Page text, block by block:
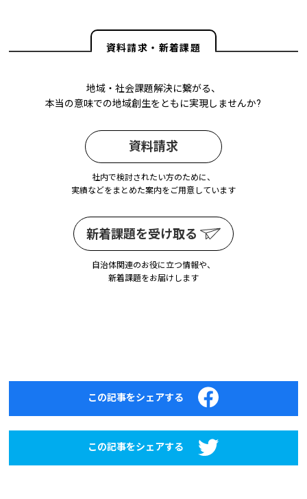
資料請求・新着課題
地域・社会課題解決に繋がる、
本当の意味での地域創生をともに実現しませんか?
資料請求
社内で検討されたい方のために、
実績などをまとめた案内をご用意しています
新着課題を受け取る
自治体関連のお役に立つ情報や、
新着課題をお届けします
この記事をシェアする
この記事をシェアする